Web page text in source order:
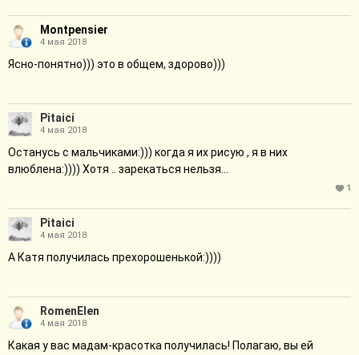
Montpensier
4 мая 2018
Ясно-понятно))) это в общем, здорово)))
Pitaici
4 мая 2018
Останусь с мальчиками:))) когда я их рисую , я в них
влюблена:)))) Хотя .. зарекаться нельзя...
1
Pitaici
4 мая 2018
А Катя получилась прехорошенькой:))))
RomenElen
4 мая 2018
Какая у вас мадам-красотка получилась! Полагаю, вы ей